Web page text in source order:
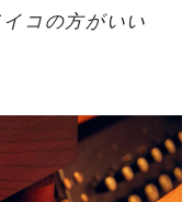
コの方がいい